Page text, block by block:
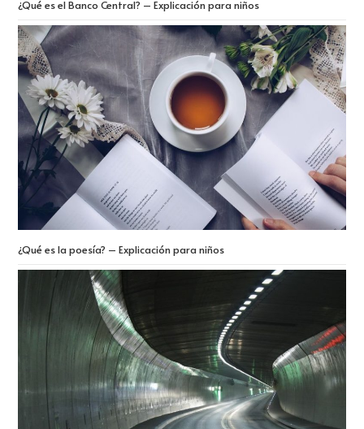
¿Qué es el Banco Central? – Explicación para niños
¿Qué es la poesía? – Explicación para niños